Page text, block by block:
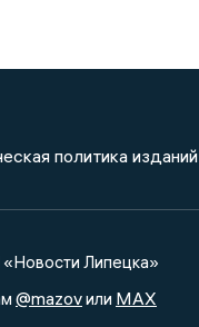
политика изданий
Липецка»
@mazovили MAX